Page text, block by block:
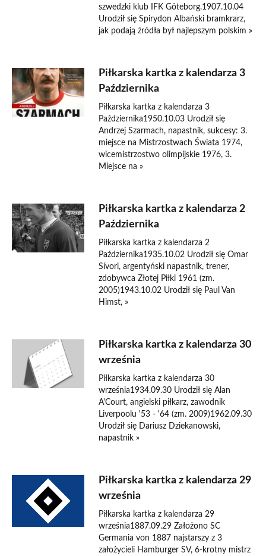
szwedzki klub IFK Göteborg.1907.10.04
Urodził się Spirydon Albański bramkrarz,
jak podają źródła był najlepszym polskim »
Piłkarska kartka z kalendarza 3
Października
Piłkarska kartka z kalendarza 3
Października1950.10.03 Urodził się
Andrzej Szarmach, napastnik, sukcesy: 3.
miejsce na Mistrzostwach Świata 1974,
wicemistrzostwo olimpijskie 1976, 3.
Miejsce na »
Piłkarska kartka z kalendarza 2
Października
Piłkarska kartka z kalendarza 2
Października1935.10.02 Urodził się Omar
Sívori, argentyński napastnik, trener,
zdobywca Złotej Piłki 1961 (zm.
2005)1943.10.02 Urodził się Paul Van
Himst, »
Piłkarska kartka z kalendarza 30
września
Piłkarska kartka z kalendarza 30
września1934.09.30 Urodził się Alan
A'Court, angielski piłkarz, zawodnik
Liverpoolu '53 - '64 (zm. 2009)1962.09.30
Urodził się Dariusz Dziekanowski,
napastnik »
Piłkarska kartka z kalendarza 29
września
Piłkarska kartka z kalendarza 29
września1887.09.29 Założono SC
Germania von 1887 najstarszy z 3
założycieli Hamburger SV, 6-krotny mistrz